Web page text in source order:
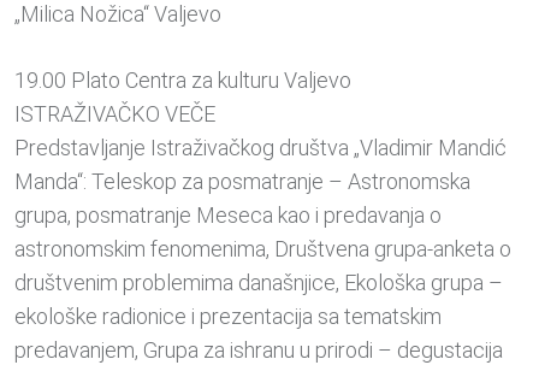
„Milica Nožica“ Valjevo
19.00 Plato Centra za kulturu Valjevo
ISTRAŽIVAČKO VEČE
Predstavljanje Istraživačkog društva „Vladimir Mandić
Manda“: Teleskop za posmatranje – Astronomska
grupa, posmatranje Meseca kao i predavanja o
astronomskim fenomenima, Društvena grupa-anketa o
društvenim problemima današnjice, Ekološka grupa –
ekološke radionice i prezentacija sa tematskim
predavanjem, Grupa za ishranu u prirodi – degustacija